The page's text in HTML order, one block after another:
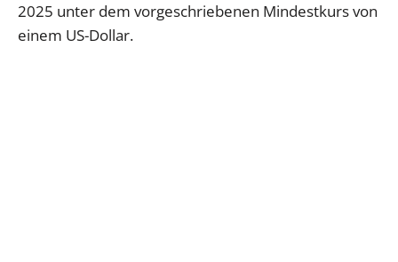
2025 unter dem vorgeschriebenen Mindestkurs von
einem US-Dollar.